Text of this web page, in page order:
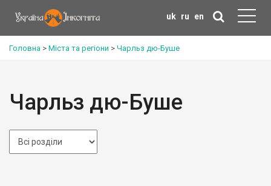
uk ru en
Головна > Міста та регіони > Чарльз дю-Буше
Чарльз дю-Буше